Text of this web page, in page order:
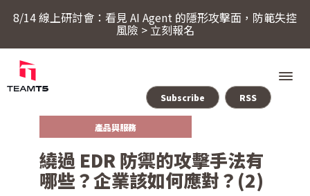
8/14 線上研討會：看見 AI Agent 的隱形攻擊面，防範失控
風險 > 立刻報名
產品與服務
Subscribe RSS
繞過 EDR 防禦的攻擊手法有
哪些？企業該如何應對？(2)